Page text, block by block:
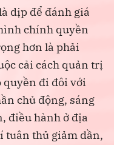
dịp để đánh giá
chính quyền
hơn là phải
cải cách quản trị
quyền đi đôi với
chủ động, sáng
điều hành ở địa
tuân thủ giảm dần,